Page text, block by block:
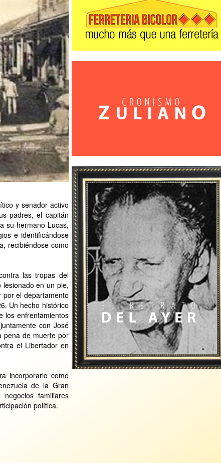
y senador activo
padres, el capitán
su hermano Lucas,
e identificándose
recibiéndose como
las tropas del
en un pie,
por el departamento
Un hecho histórico
los enfrentamientos
con José
pena de muerte por
el Libertador en
incorporarlo como
de la Gran
familiares
política.